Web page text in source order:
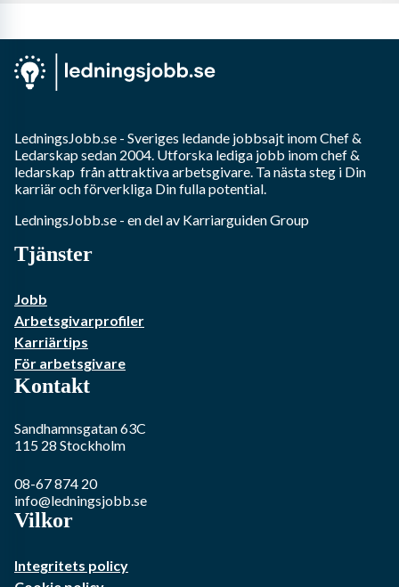
LedningsJobb.se - Sveriges ledande jobbsajt inomChef &
Ledarskapsedan 2004. Utforska lediga jobb inomchef &
ledarskap från attraktiva arbetsgivare. Ta nästa steg i Din
karriär och förverkliga Din fulla potential.
LedningsJobb.se - en del av Karriarguiden Group
Tjänster
Jobb
Arbetsgivarprofiler
Karriärtips
För arbetsgivare
Kontakt
Sandhamnsgatan 63C
115 28 Stockholm
08-67 874 20
info@ledningsjobb.se
Vilkor
Integritets policy